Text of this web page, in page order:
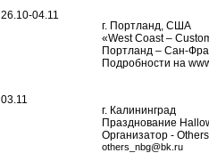
26.10-04.11
г. Портланд, США
«West Coast –
Портланд – Сан-
Подробности на
03.11
г. Калининград
Празднование
Организатор -
others_nbg@bk.ru